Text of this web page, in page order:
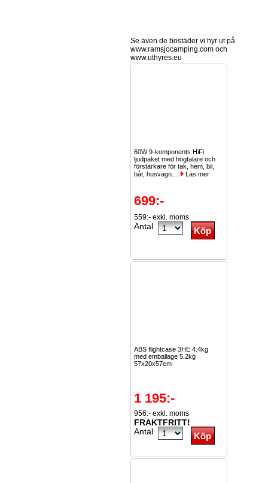
Se även de bostäder vi hyr ut på
www.ramsjocamping.com och
www.uthyres.eu
60W 9-komponents HiFi
ljudpaket med högtalare och
förstärkare för tak, hem, bil,
båt, husvagn....
Läs mer
699:-
559:- exkl. moms
Antal
ABS flightcase 3HE 4.4kg
med emballage 5.2kg
57x20x57cm
1 195:-
956:- exkl. moms
FRAKTFRITT!
Antal